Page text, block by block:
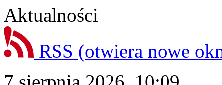
Aktualności
RSS (otwiera nowe